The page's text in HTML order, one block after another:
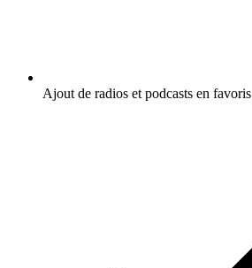
Ajout de radios et podcasts en favoris